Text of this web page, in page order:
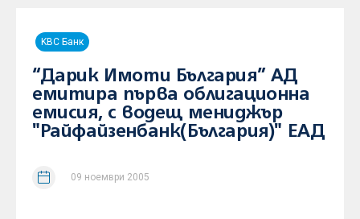
KBC Банк
“Дарик Имоти България” АД
емитира първа облигационна
емисия, с водещ мениджър
"Райфайзенбанк(България)" ЕАД
09 ноември 2005